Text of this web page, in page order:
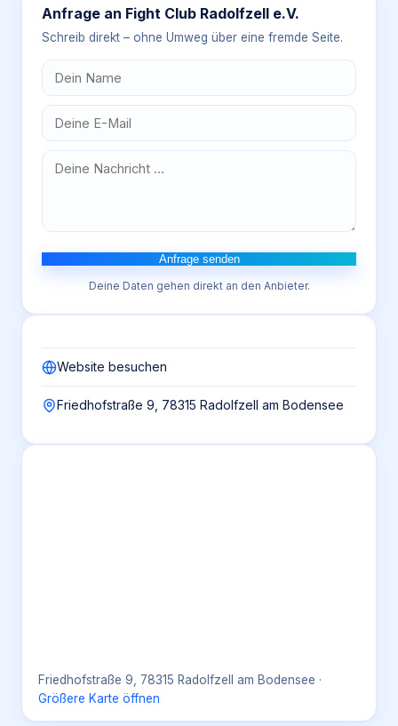
Anfrage an Fight Club Radolfzell e.V.
Schreib direkt – ohne Umweg über eine fremde Seite.
Anfrage senden
Deine Daten gehen direkt an den Anbieter.
Website besuchen
Friedhofstraße 9, 78315 Radolfzell am Bodensee
Friedhofstraße 9, 78315 Radolfzell am Bodensee ·
Größere Karte öffnen